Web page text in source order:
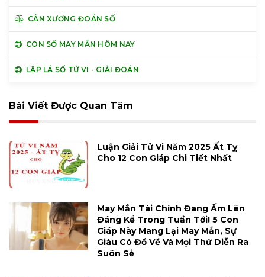
CÂN XƯƠNG ĐOÁN SỐ
CON SỐ MAY MẮN HÔM NAY
LẬP LÁ SỐ TỬ VI - GIẢI ĐOÁN
Bài Viết Được Quan Tâm
Luận Giải Tử Vi Năm 2025 Ất Tỵ
Cho 12 Con Giáp Chi Tiết Nhất
May Mắn Tài Chính Đang Ấm Lên
Đáng Kể Trong Tuần Tới! 5 Con
Giáp Này Mang Lại May Mắn, Sự
Giàu Có Đổ Về Và Mọi Thứ Diễn Ra
Suôn Sẻ